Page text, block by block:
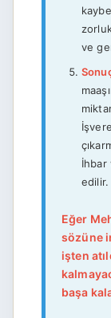
ve
İhbar
edilir.
Eğer
sözüne
işten
başa